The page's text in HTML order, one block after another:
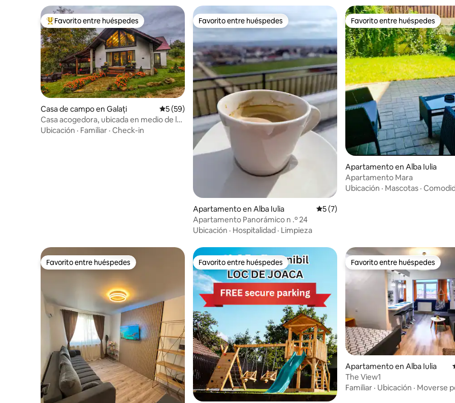
Favorito entre huéspedes preferido
Favorito entre huéspedes
Casa de campo en Galați Calificación promedio: 5 de 5, 59 reseñas
5 (59)
Casa acogedora, ubicada en medio de la
naturaleza.
Ubicación · Familiar · Check-in
Favorito entre huéspedes
Favorito entre huéspedes
Apartamento en Alba Iulia Calificación promedio: 5 de 5, 7 reseñas
5 (7)
Apartamento Panorámico n .º 24
Ubicación · Hospitalidad · Limpieza
Favorito entre huéspedes
Favorito entre huéspedes
Apartamento en Alba Iulia
Apartamento Mara
Ubicación · Mascotas ·
Favorito entre huéspedes
Favorito entre huéspedes Favorito entre huéspedes
Favorito entre huéspedes Favorito entre huéspedes
Favorito entre huéspedes
Apartamento en Alba Iulia
The View1
Familiar · Ubicación · Moverse